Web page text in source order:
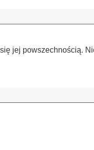
jej powszechnością.